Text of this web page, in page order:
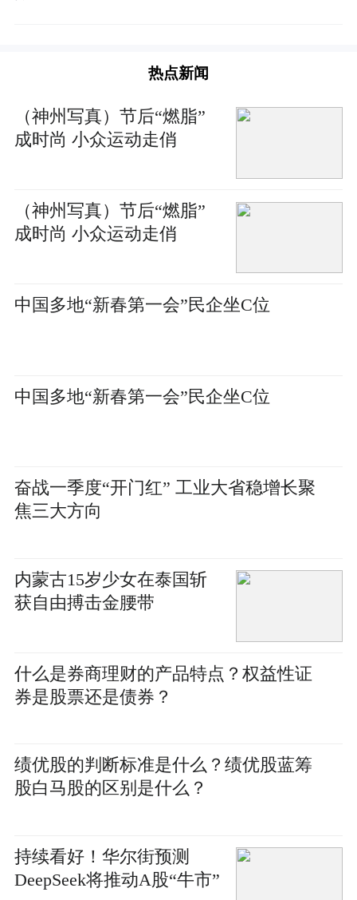
热点新闻
（神州写真）节后“燃脂”
成时尚 小众运动走俏
（神州写真）节后“燃脂”
成时尚 小众运动走俏
中国多地“新春第一会”民企坐C位
中国多地“新春第一会”民企坐C位
奋战一季度“开门红” 工业大省稳增长聚
焦三大方向
内蒙古15岁少女在泰国斩
获自由搏击金腰带
什么是券商理财的产品特点？权益性证
券是股票还是债券？
绩优股的判断标准是什么？绩优股蓝筹
股白马股的区别是什么？
持续看好！华尔街预测
DeepSeek将推动A股“牛市”